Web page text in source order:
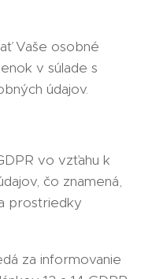
Vaše osobné
v súlade s
údajov.
vo vzťahu k
čo znamená,
prostriedky
za informovanie